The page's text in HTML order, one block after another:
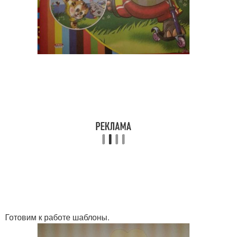
Готовим к работе шаблоны.